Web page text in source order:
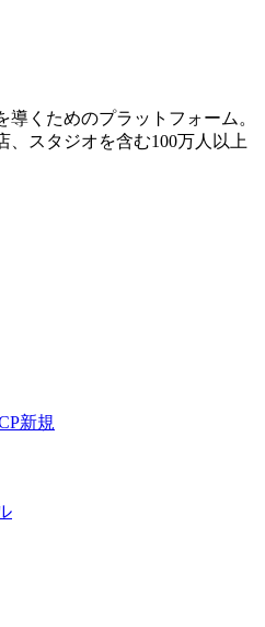
くためのプラットフォーム。
、スタジオを含む100万人以上
新規